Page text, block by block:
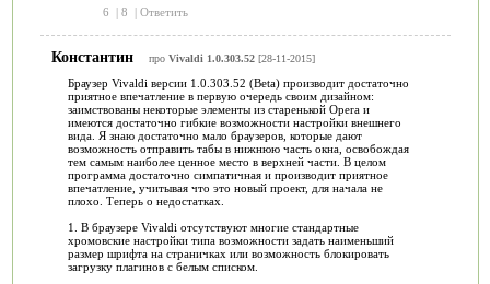
6
| 8 | Ответить
Константин про Vivaldi 1.0.303.52[28-11-2015]
Браузер Vivaldi версии 1.0.303.52 (Beta) производит достаточно
приятное впечатление в первую очередь своим дизайном:
заимствованы некоторые элементы из старенькой Opera и
имеются достаточно гибкие возможности настройки внешнего
вида. Я знаю достаточно мало браузеров, которые дают
возможность отправить табы в нижнюю часть окна, освобождая
тем самым наиболее ценное место в верхней части. В целом
программа достаточно симпатичная и производит приятное
впечатление, учитывая что это новый проект, для начала не
плохо. Теперь о недостатках.
1. В браузере Vivaldi отсутствуют многие стандартные
хромовские настройки типа возможности задать наименьший
размер шрифта на страничках или возможность блокировать
загрузку плагинов с белым списком.